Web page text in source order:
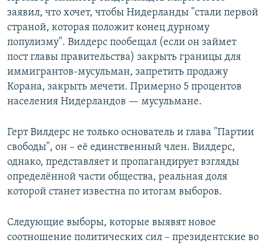
заявил, что хочет, чтобы Нидерланды "стали первой
страной, которая положит конец дурному
популизму". Вилдерс пообещал (если он займет
пост главы правительства) закрыть границы для
иммигрантов-мусульман, запретить продажу
Корана, закрыть мечети. Примерно 5 процентов
населения Нидерландов — мусульмане.
Герт Вилдерс не только основатель и глава "Партии
свободы", он – её единственный член. Вилдерс,
однако, представляет и пропагандирует взгляды
определённой части общества, реальная доля
которой станет известна по итогам выборов.
Следующие выборы, которые выявят новое
соотношение политических сил – президентские во